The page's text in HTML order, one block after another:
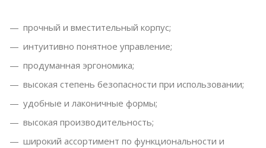
прочный и вместительный корпус;
интуитивно понятное управление;
продуманная эргономика;
высокая степень безопасности при использовании;
удобные и лаконичные формы;
высокая производительность;
широкий ассортимент по функциональности и